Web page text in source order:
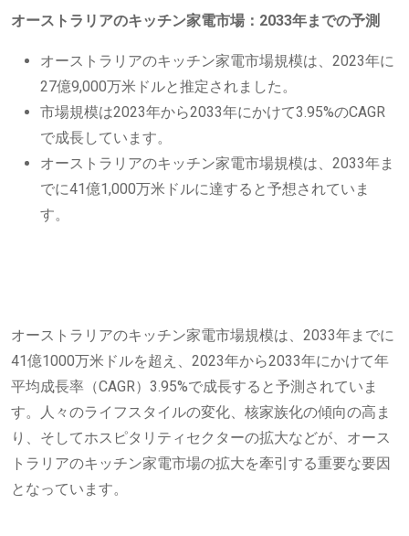
オーストラリアのキッチン家電市場：2033年までの予測
オーストラリアのキッチン家電市場規模は、2023年に
27億9,000万米ドルと推定されました。
市場規模は2023年から2033年にかけて3.95%のCAGR
で成長しています。
オーストラリアのキッチン家電市場規模は、2033年ま
でに41億1,000万米ドルに達すると予想されていま
す。
オーストラリアのキッチン家電市場規模は、2033年までに
41億1000万米ドルを超え、2023年から2033年にかけて年
平均成長率（CAGR）3.95%で成長すると予測されていま
す。人々のライフスタイルの変化、核家族化の傾向の高ま
り、そしてホスピタリティセクターの拡大などが、オース
トラリアのキッチン家電市場の拡大を牽引する重要な要因
となっています。